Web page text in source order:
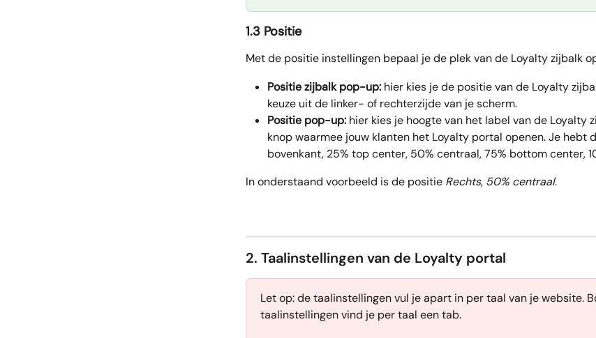
1.3 Positie
Met de positie instellingen bepaal je de plek van de Loyalty zijbalk
Positie zijbalk pop-up: hier kies je de positie van de Loyalty
keuze uit de linker- of rechterzijde van je scherm.
Positie pop-up: hier kies je hoogte van het label van de Loyalty
knop waarmee jouw klanten het Loyalty portal openen. Je hebt
bovenkant, 25% top center, 50% centraal, 75% bottom center,
In onderstaand voorbeeld is de positie Rechts, 50% centraal.
2. Taalinstellingen van de Loyalty portal
Let op: de taalinstellingen vul je apart in per taal van je website.
taalinstellingen vind je per taal een tab.